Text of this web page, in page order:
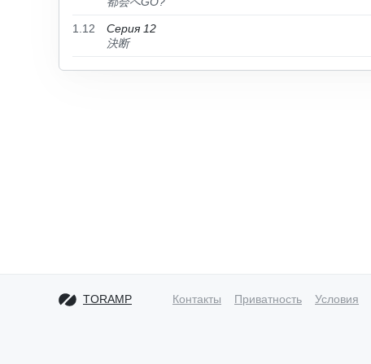
1.12
Серия 12
決断
TORAMP Контакты Приватность Условия